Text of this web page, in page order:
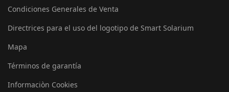
Condiciones Generales de Venta
Directrices para el uso del logotipo de Smart Solarium
Mapa
Términos de garantía
Informaciòn Cookies